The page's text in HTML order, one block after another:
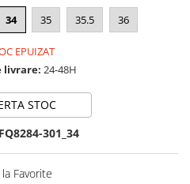
34 35 35.5 36
EPUIZAT
livrare: 24-48H
STOC
FQ8284-301_34
Favorite